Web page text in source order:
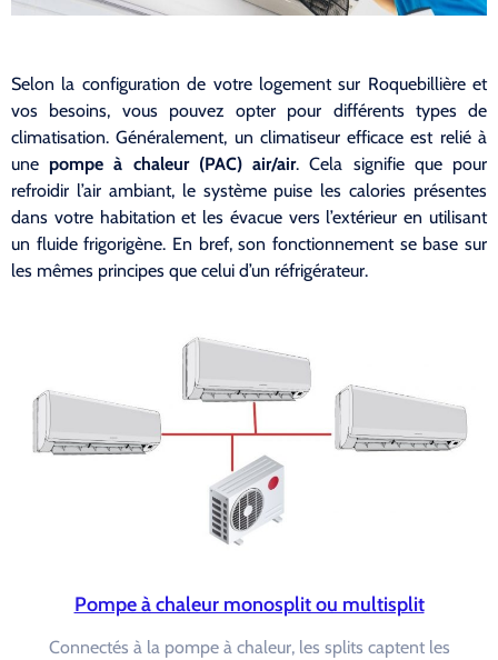
Selon la configuration de votre logement sur Roquebillière et
vos besoins, vous pouvez opter pour différents types de
climatisation. Généralement, un climatiseur efficace est relié à
une pompe à chaleur (PAC) air/air. Cela signifie que pour
refroidir l’air ambiant, le système puise les calories présentes
dans votre habitation et les évacue vers l’extérieur en utilisant
un fluide frigorigène. En bref, son fonctionnement se base sur
les mêmes principes que celui d’un réfrigérateur.
Pompe à chaleur monosplit ou multisplit
Connectés à la pompe à chaleur, les splits captent les